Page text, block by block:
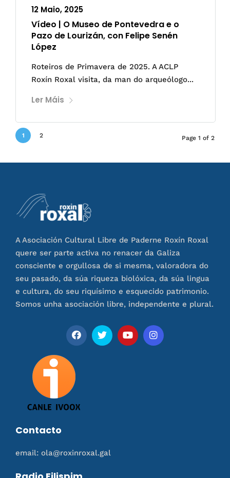
12 Maio, 2025
Vídeo | O Museo de Pontevedra e o
Pazo de Lourizán, con Felipe Senén
López
Roteiros de Primavera de 2025. A ACLP
Roxín Roxal visita, da man do arqueólogo...
Ler Máis
1 2 Page 1 of 2
A Asociación Cultural Libre de Paderne Roxín Roxal
quere ser parte activa no renacer da Galiza
consciente e orgullosa de si mesma, valoradora do
seu pasado, da súa riqueza biolóxica, da súa lingua
e cultura, do seu riquísimo e esquecido patrimonio.
Somos unha asociación libre, independente e plural.
Contacto
email: ola@roxinroxal.gal